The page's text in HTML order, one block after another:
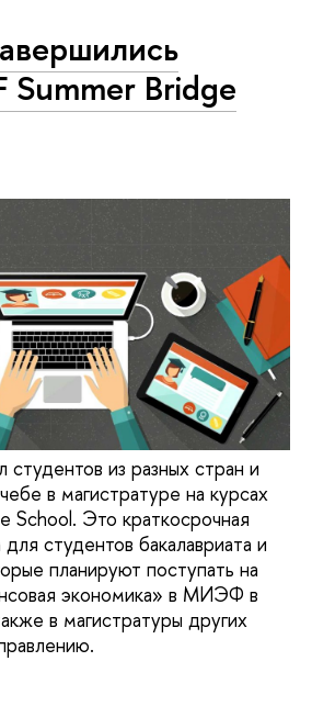
Summer Bridge
из разных стран и
в магистратуре на курсах
School. Это краткосрочная
студентов бакалавриата и
планируют поступать на
экономика» в МИЭФ в
в магистратуры других